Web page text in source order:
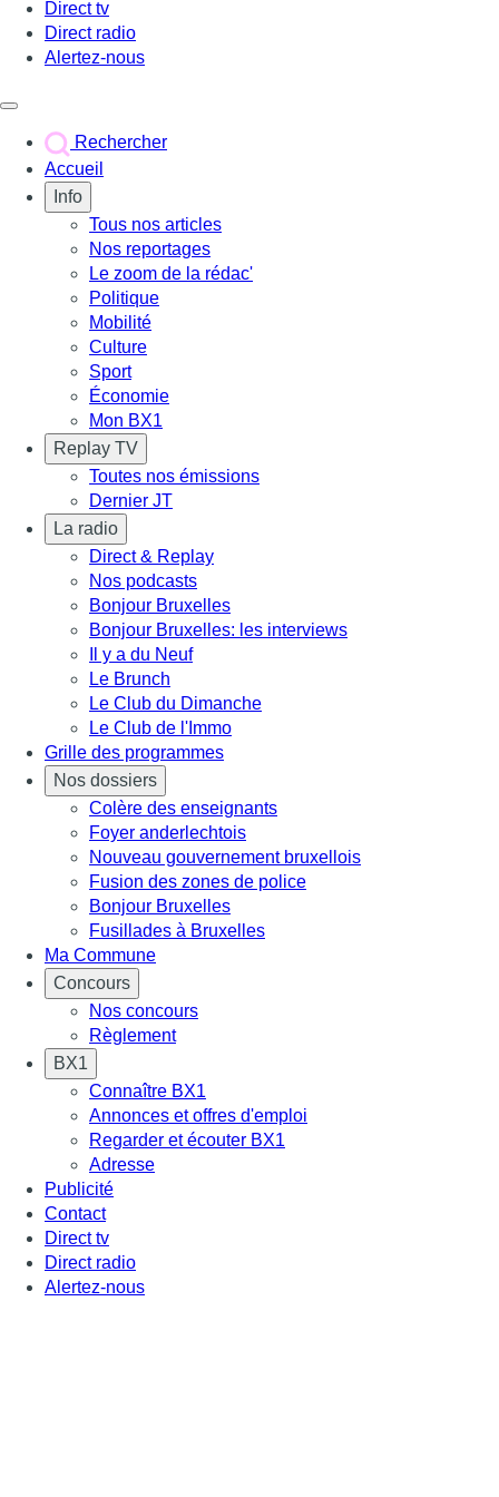
Direct tv
Direct radio
Alertez-nous
Rechercher
Accueil
Info
Tous nos articles
Nos reportages
Le zoom de la rédac'
Politique
Mobilité
Culture
Sport
Économie
Mon BX1
Replay TV
Toutes nos émissions
Dernier JT
La radio
Direct & Replay
Nos podcasts
Bonjour Bruxelles
Bonjour Bruxelles: les interviews
Il y a du Neuf
Le Brunch
Le Club du Dimanche
Le Club de l'Immo
Grille des programmes
Nos dossiers
Colère des enseignants
Foyer anderlechtois
Nouveau gouvernement bruxellois
Fusion des zones de police
Bonjour Bruxelles
Fusillades à Bruxelles
Ma Commune
Concours
Nos concours
Règlement
BX1
Connaître BX1
Annonces et offres d'emploi
Regarder et écouter BX1
Adresse
Publicité
Contact
Direct tv
Direct radio
Alertez-nous